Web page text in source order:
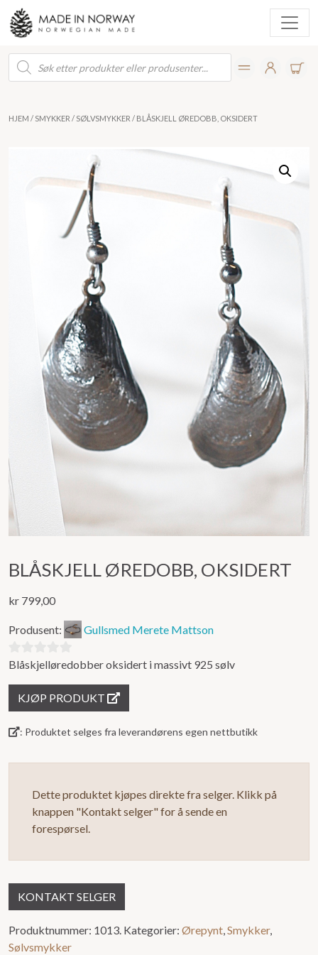
Products
search
HJEM / SMYKKER / SØLVSMYKKER / BLÅSKJELL ØREDOBB, OKSIDERT
BLÅSKJELL ØREDOBB, OKSIDERT
kr 799,00
Produsent: Gullsmed Merete Mattson
0
Blåskjelløredobber oksidert i massivt 925 sølv
KJØP PRODUKT
: Produktet selges fra leverandørens egen nettbutikk
Dette produktet kjøpes direkte fra selger. Klikk på
knappen "Kontakt selger" for å sende en
forespørsel.
KONTAKT SELGER
Produktnummer: 1013. Kategorier: Ørepynt,Smykker,
Sølvsmykker